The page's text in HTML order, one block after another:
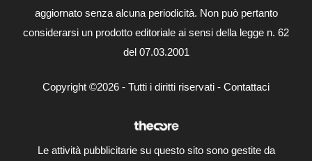
aggiornato senza alcuna periodicità. Non può pertanto
considerarsi un prodotto editoriale ai sensi della legge n. 62
del 07.03.2001
Copyright ©2026 - Tutti i diritti riservati - Contattaci
Le attività pubblicitarie su questo sito sono gestite da